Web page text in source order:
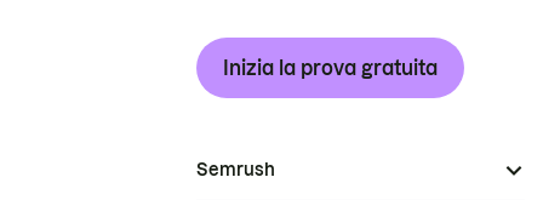
Inizia la prova gratuita
Semrush